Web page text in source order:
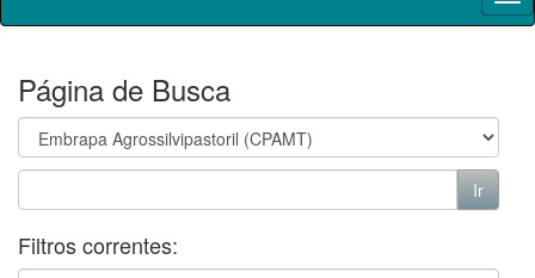
Página de Busca
Filtros correntes: